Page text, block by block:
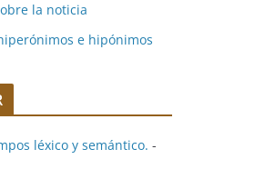
la noticia
e hipónimos
léxico y semántico. -